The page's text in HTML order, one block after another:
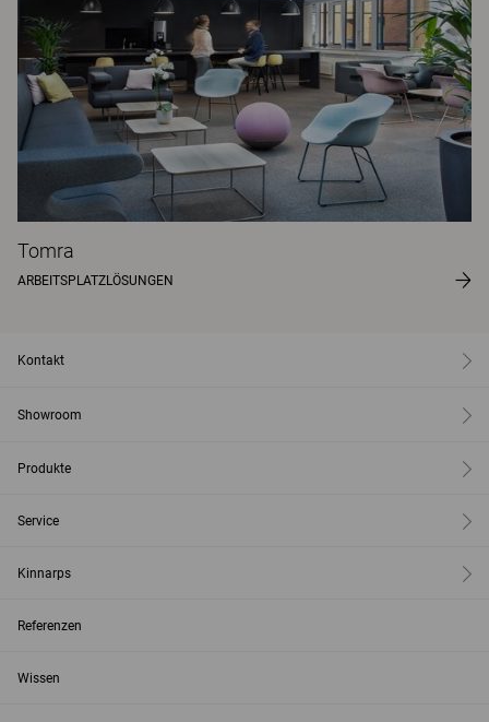
Tomra
ARBEITSPLATZLÖSUNGEN
Kontakt
Showroom
Produkte
Service
Kinnarps
Referenzen
Wissen